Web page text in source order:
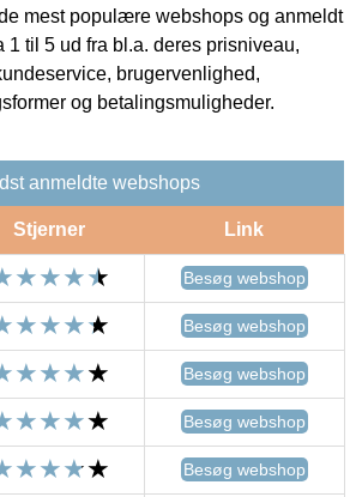
mest populære webshops og anmeldt
1 til 5 ud fra bl.a. deres prisniveau,
brugervenlighed,
og betalingsmuligheder.
anmeldte webshops
Stjerner Link
Besøg webshop
Besøg webshop
Besøg webshop
Besøg webshop
Besøg webshop